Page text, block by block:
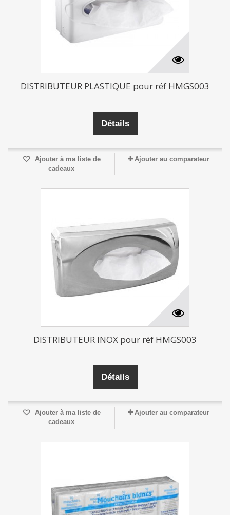
DISTRIBUTEUR PLASTIQUE pour réf HMGS003
Détails
Ajouter à ma liste de
cadeaux
Ajouter au comparateur
DISTRIBUTEUR INOX pour réf HMGS003
Détails
Ajouter à ma liste de
cadeaux
Ajouter au comparateur